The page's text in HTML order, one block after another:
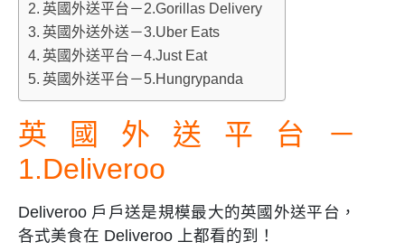
英國外送平台－2.Gorillas Delivery
英國外送外送－3.Uber Eats
英國外送平台－4.Just Eat
英國外送平台－5.Hungrypanda
英國外送平台－
1.Deliveroo
Deliveroo 戶戶送是規模最大的英國外送平台，
各式美食在 Deliveroo 上都看的到！